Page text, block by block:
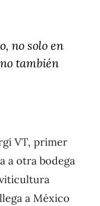
no solo en
también
VT, primer
a otra bodega
a México